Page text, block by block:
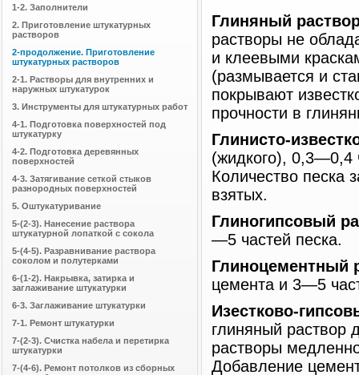
Глиняный
растворы не
и клеевыми
(размывается и
покрывают
прочности в
Глинисто-
(жидкого), 0,3—0,4
Количество песка
взятых.
Глиногипсовый
—5 частей песка.
Глиноцементный
цемента и 3—5
Изестково-
глиняный раствор
растворы
Добавление
1-2. Заполнители
2. Приготовление штукатурных
растворов
2-продолжение. Приготовление
штукатурных растворов
2-1. Растворы для внутренних и
наружных штукатурок
3. Инструменты для штукатурных работ
4-1. Подготовка поверхностей под
штукатурку
4-2. Подготовка деревянных
поверхностей
4-3. Затягивание сеткой стыков
разнородных поверхностей
5. Оштукатуривание
5-(2-3). Нанесение раствора
штукатурной лопаткой с сокола
5-(4-5). Разравнивание раствора
соколом и полутерками
6-(1-2). Накрывка, затирка и
заглаживание штукатурки
6-3. Заглаживание штукатурки
7-1. Ремонт штукатурки
7-(2-3). Счистка набела и перетирка
штукатурки
7-(4-6). Ремонт потолков из сборных